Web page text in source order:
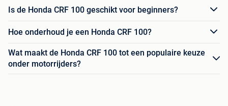
Is de Honda CRF 100 geschikt voor beginners?
Hoe onderhoud je een Honda CRF 100?
Wat maakt de Honda CRF 100 tot een populaire keuze
onder motorrijders?